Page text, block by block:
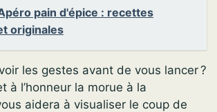
pain d'épice : recettes
originales
les gestes avant de vous lancer ?
à l’honneur la morue à la
aidera à visualiser le coup de